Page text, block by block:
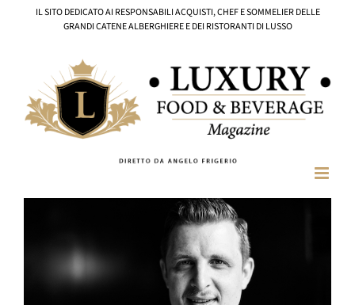
IL SITO DEDICATO AI RESPONSABILI ACQUISTI, CHEF E SOMMELIER DELLE
GRANDI CATENE ALBERGHIERE E DEI RISTORANTI DI LUSSO